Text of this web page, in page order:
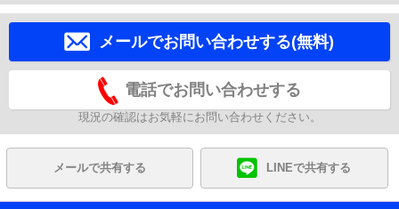
メールでお問い合わせする(無料)
電話でお問い合わせする
現況の確認はお気軽にお問い合わせください。
メールで共有する LINEで共有する